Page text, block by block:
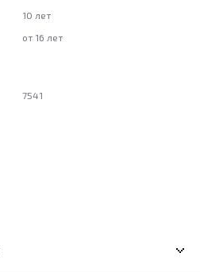
10 лет
от 16 лет
7541